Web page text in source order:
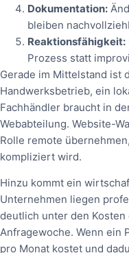
Dokumentation:
bleiben
Reaktionsfähigkeit:
Prozess statt
Gerade im Mittelstand ist
Handwerksbetrieb, ein
Fachhändler braucht in
Webabteilung. Website-
Rolle remote
kompliziert wird.
Hinzu kommt ein
Unternehmen liegen
deutlich unter den
Anfragewoche. Wenn ein
pro Monat kostet und